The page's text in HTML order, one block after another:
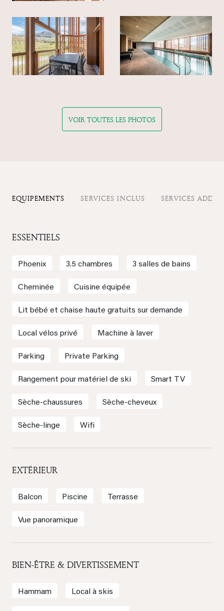
VOIR TOUTES LES PHOTOS
EQUIPEMENTS SERVICES INCLUS SERVICES
ESSENTIELS
Phoenix 3.5 chambres 3 salles de bains
Cheminée Cuisine équipée
Lit bébé et chaise haute gratuits sur demande
Local vélos privé Machine à laver
Parking Private Parking
Rangement pour matériel de ski Smart TV
Sèche-chaussures Sèche-cheveux
Sèche-linge Wifi
EXTÉRIEUR
Balcon Piscine Terrasse
Vue panoramique
BIEN-ÊTRE & DIVERTISSEMENT
Hammam Local à skis